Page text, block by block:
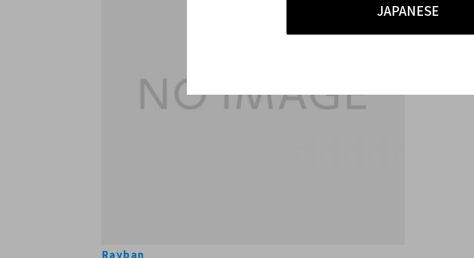
JAPANESE
Rayban